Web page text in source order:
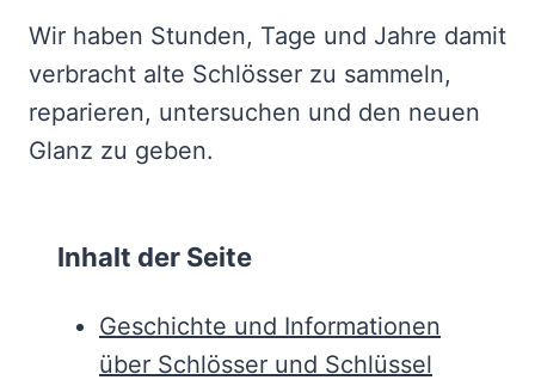
Wir haben Stunden, Tage und Jahre damit
verbracht alte Schlösser zu sammeln,
reparieren, untersuchen und den neuen
Glanz zu geben.
Inhalt der Seite
Geschichte und Informationen
über Schlösser und Schlüssel